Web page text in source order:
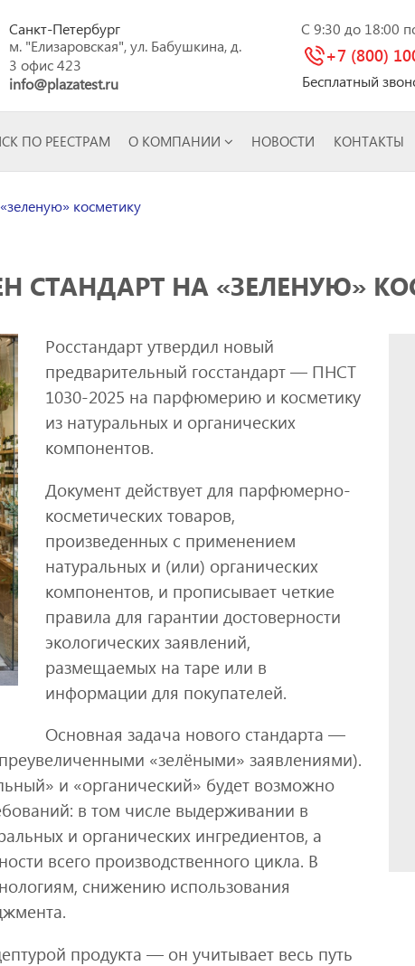
Санкт-Петербург
м. "Елизаровская", ул. Бабушкина, д.
3 офис 423
info@plazatest.ru
C 9:30 до 18:00
+7 (800)
Бесплатный
ПО РЕЕСТРАМ О КОМПАНИИ НОВОСТИ КОНТАКТЫ
косметику
СТАНДАРТ НА «ЗЕЛЕНУЮ»
Росстандарт утвердил новый
предварительный госстандарт — ПНСТ
1030-2025 на парфюмерию и косметику
из натуральных и органических
компонентов.
Документ действует для парфюмерно-
косметических товаров,
произведенных с применением
натуральных и (или) органических
компонентов, и прописывает четкие
правила для гарантии достоверности
экологических заявлений,
размещаемых на таре или в
информации для покупателей.
Основная задача нового стандарта —
«зелёными» заявлениями).
и «органический» будет возможно
в том числе выдерживании в
и органических ингредиентов, а
всего производственного цикла. В
снижению использования
продукта — он учитывает весь путь